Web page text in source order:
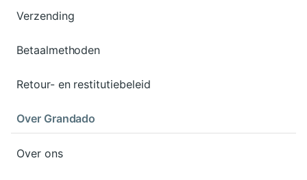
Verzending
Betaalmethoden
Retour- en restitutiebeleid
Over Grandado
Over ons